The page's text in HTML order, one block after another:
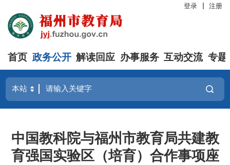
登录 注册
首页 政务公开 解读回应 办事服务 互动交流 专题
中国教科院与福州市教育局共建教
育强国实验区（培育）合作事项座